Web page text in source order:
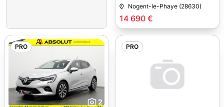
14 690 €
Nogent-le-Phaye (28630)
PRO
2
PRO